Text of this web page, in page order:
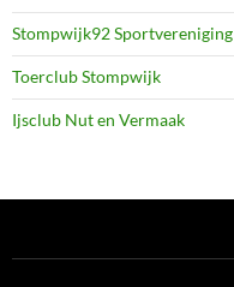
Stompwijk92 Sportvereniging
Toerclub Stompwijk
Ijsclub Nut en Vermaak